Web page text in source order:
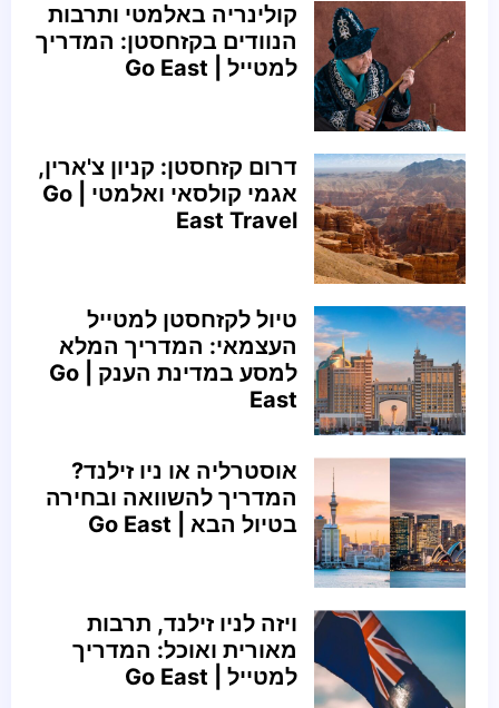
קולינריה באלמטי ותרבות
הנוודים בקזחסטן: המדריך
למטייל | Go East
דרום קזחסטן: קניון צ'ארין,
אגמי קולסאי ואלמטי | Go
East Travel
טיול לקזחסטן למטייל
העצמאי: המדריך המלא
למסע במדינת הענק | Go
East
אוסטרליה או ניו זילנד?
המדריך להשוואה ובחירה
בטיול הבא | Go East
ויזה לניו זילנד, תרבות
מאורית ואוכל: המדריך
למטייל | Go East